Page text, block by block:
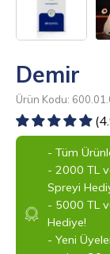
Demir
Ürün Kodu:
- Tüm
- 2000 TL
Spreyi
- 5000 TL
Hediye!
- Yeni